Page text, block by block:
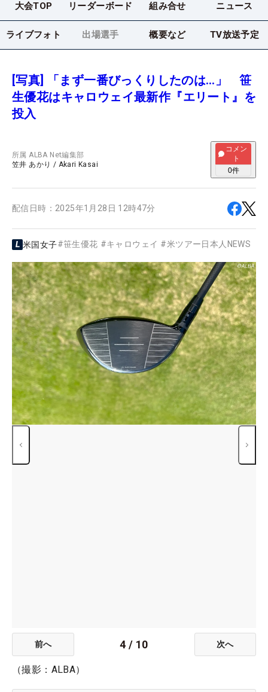
大会TOP リーダーボード 組み合せ ニュース
ライブフォト 出場選手 概要など TV放送予定
[写真] 「まず一番びっくりしたのは…」 笹
生優花はキャロウェイ最新作『エリート』を
投入
所属ALBA Net編集部
笠井 あかり / Akari Kasai
コメン
ト
0件
配信日時： 2025年1月28日 12時47分
米国女子#笹生優花 #キャロウェイ #米ツアー日本人NEWS
前へ 4 / 10 次へ
（撮影：ALBA）